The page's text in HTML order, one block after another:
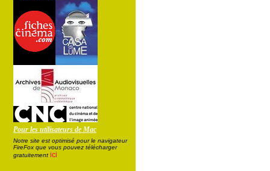
Pour les utilisateurs de Mac
Notre site est optimisé pour le navigateur
FireFox que vous pouvez télécharger
gratuitement ici